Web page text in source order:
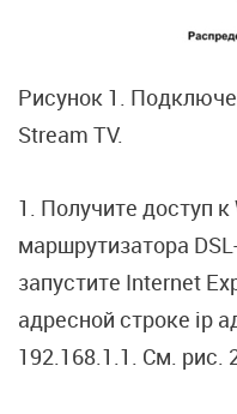
Рисунок 1.
Stream TV.
1. Получите доступ
маршрутизатора
запустите Internet
адресной строке ip
192.168.1.1. См. рис.